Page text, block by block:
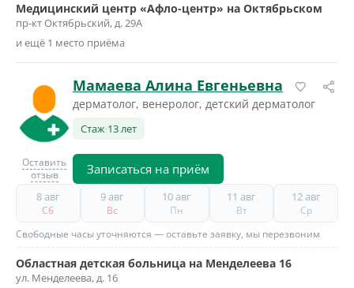
Медицинский центр «Афло-центр» на Октябрьском
пр-кт Октябрьский, д. 29А
и ещё 1 место приёма
Оставить
отзыв
Мамаева Алина Евгеньевна
дерматолог, венеролог, детский дерматолог
Стаж 13 лет
Записаться на приём
8 авг
Сб
9 авг
Вс
10 авг
Пн
11 авг
Вт
12 авг
Ср
Свободные часы уточняются — оставьте заявку, мы перезвоним
Областная детская больница на Менделеева 16
ул. Менделеева, д. 16